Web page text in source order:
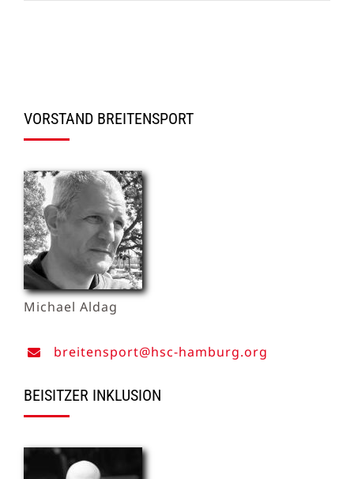
VORSTAND BREITENSPORT
Michael Aldag
breitensport@hsc-hamburg.org
BEISITZER INKLUSION